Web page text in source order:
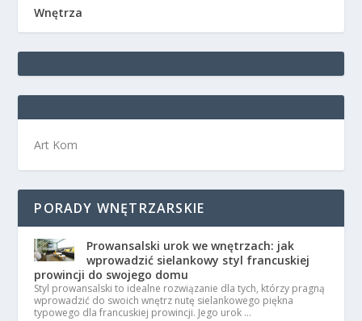
Wnętrza
Art Kom
PORADY WNĘTRZARSKIE
Prowansalski urok we wnętrzach: jak
wprowadzić sielankowy styl francuskiej
prowincji do swojego domu
Styl prowansalski to idealne rozwiązanie dla tych, którzy pragną
wprowadzić do swoich wnętrz nutę sielankowego piękna
typowego dla francuskiej prowincji. Jego urok …